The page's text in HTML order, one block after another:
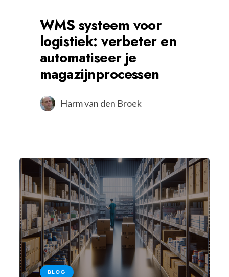
WMS systeem voor
logistiek: verbeter en
automatiseer je
magazijnprocessen
Harm van den Broek
BLOG